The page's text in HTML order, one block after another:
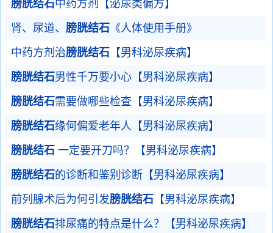
膀胱结石中药方剂【泌尿类偏方】
肾、尿道、 膀胱结石 《人体使用手册》
中药方剂治膀胱结石 【男科泌尿疾病】
膀胱结石男性千万要小心【男科泌尿疾病】
膀胱结石需要做哪些检查【男科泌尿疾病】
膀胱结石缘何偏爱老年人【男科泌尿疾病】
膀胱结石 一定要开刀吗？【男科泌尿疾病】
膀胱结石的诊断和鉴别诊断【男科泌尿疾病】
前列腺术后为何引发膀胱结石 【男科泌尿疾病】
膀胱结石排尿痛的特点是什么？【男科泌尿疾病】